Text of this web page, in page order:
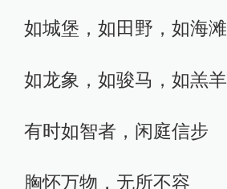
如城堡，如田野，如海滩
如龙象，如骏马，如羔羊
有时如智者，闲庭信步
胸怀万物，无所不容